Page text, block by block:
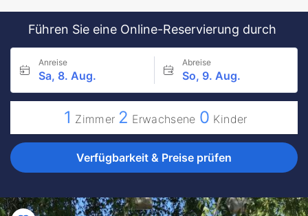
Führen Sie eine Online-Reservierung durch
Anreise
Sa, 8. Aug.
Abreise
So, 9. Aug.
1 Zimmer 2 Erwachsene 0 Kinder
Verfügbarkeit & Preise prüfen